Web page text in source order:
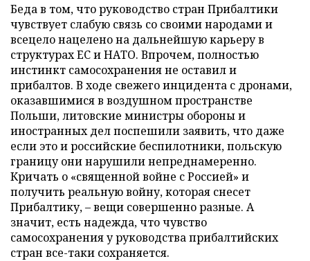
Беда в том, что руководство стран Прибалтики
чувствует слабую связь со своими народами и
всецело нацелено на дальнейшую карьеру в
структурах ЕС и НАТО. Впрочем, полностью
инстинкт самосохранения не оставил и
прибалтов. В ходе свежего инцидента с дронами,
оказавшимися в воздушном пространстве
Польши, литовские министры обороны и
иностранных дел поспешили заявить, что даже
если это и российские беспилотники, польскую
границу они нарушили непреднамеренно.
Кричать о «священной войне с Россией» и
получить реальную войну, которая снесет
Прибалтику, – вещи совершенно разные. А
значит, есть надежда, что чувство
самосохранения у руководства прибалтийских
стран все-таки сохраняется.